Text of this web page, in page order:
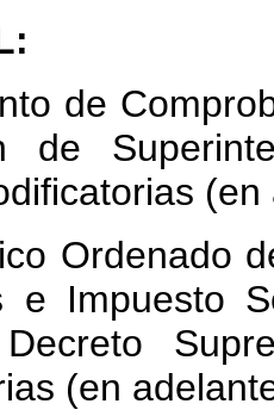
de
de
Ordenado
e Impuesto
(en